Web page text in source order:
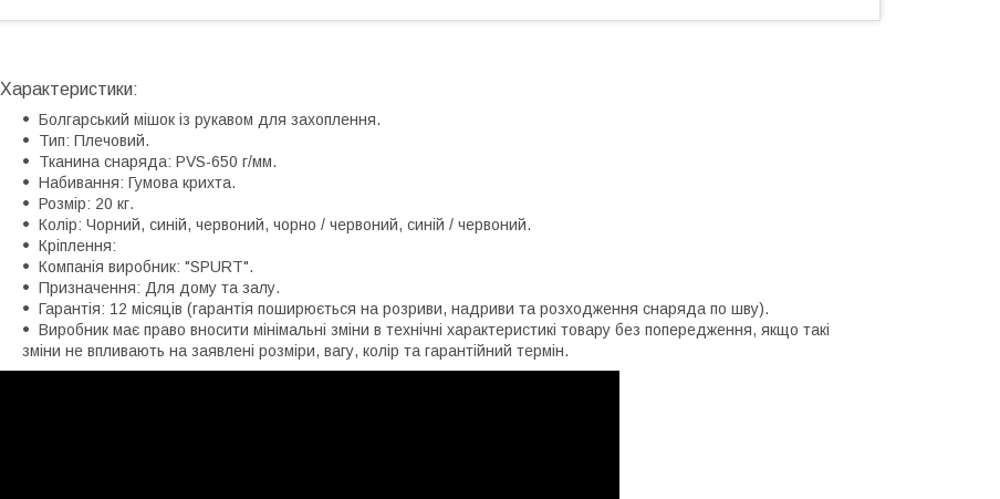
Характеристики:
Болгарський мішок із рукавом для захоплення.
Тип: Плечовий.
Тканина снаряда: PVS-650 г/мм.
Набивання: Гумова крихта.
Розмір: 20 кг.
Колір: Чорний, синій, червоний, чорно / червоний, синій / червоний.
Кріплення:
Компанія виробник: "SPURT".
Призначення: Для дому та залу.
Гарантія: 12 місяців (гарантія поширюється на розриви, надриви та розходження снаряда по шву).
Виробник має право вносити мінімальні зміни в технічні характеристикі товару без попередження, якщо такі
зміни не впливають на заявлені розміри, вагу, колір та гарантійний термін.